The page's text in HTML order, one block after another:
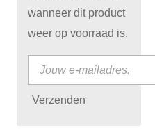
wanneer dit product
weer op voorraad is.
Verzenden